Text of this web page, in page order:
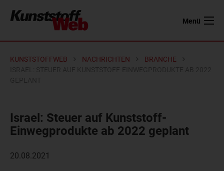
Menü
KUNSTSTOFFWEB NACHRICHTEN
BRANCHE
Israel: Steuer auf Kunststoff-
Einwegprodukte ab 2022 geplant
20.08.2021